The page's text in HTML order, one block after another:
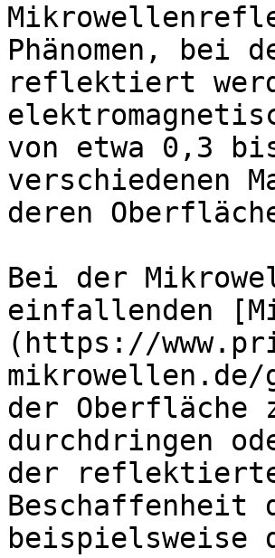
Phänomen, bei
reflektiert
von etwa 0,3
verschiedenen
deren
Bei der
einfallenden
(https://
der Oberfläche
durchdringen
der
Beschaffenheit
beispielsweise